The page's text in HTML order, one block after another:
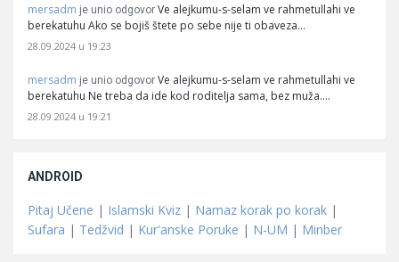
mersadm je unio odgovor Ve alejkumu-s-selam ve rahmetullahi ve
berekatuhu Ako se bojiš štete po sebe nije ti obaveza…
28.09.2024 u 19:23
mersadm je unio odgovor Ve alejkumu-s-selam ve rahmetullahi ve
berekatuhu Ne treba da ide kod roditelja sama, bez muža.…
28.09.2024 u 19:21
ANDROID
Pitaj Učene | Islamski Kviz | Namaz korak po korak |
Sufara | Tedžvid | Kur'anske Poruke | N-UM | Minber